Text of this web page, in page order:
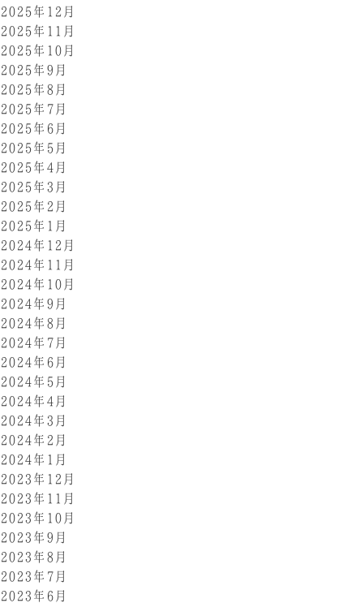
2025年12月
2025年11月
2025年10月
2025年9月
2025年8月
2025年7月
2025年6月
2025年5月
2025年4月
2025年3月
2025年2月
2025年1月
2024年12月
2024年11月
2024年10月
2024年9月
2024年8月
2024年7月
2024年6月
2024年5月
2024年4月
2024年3月
2024年2月
2024年1月
2023年12月
2023年11月
2023年10月
2023年9月
2023年8月
2023年7月
2023年6月